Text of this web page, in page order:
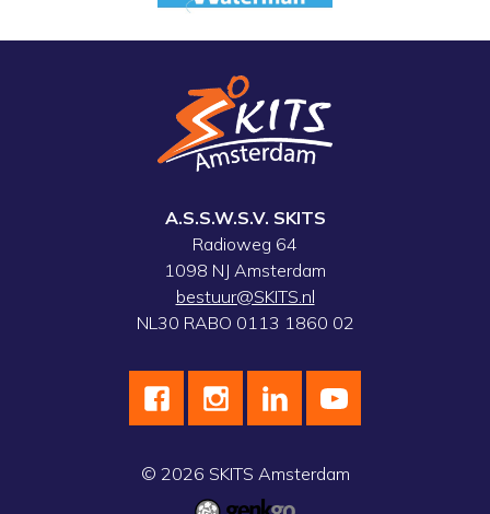
A.S.S.W.S.V. SKITS
Radioweg 64
1098 NJ Amsterdam
bestuur@SKITS.nl
NL30 RABO 0113 1860 02
© 2026 SKITS Amsterdam